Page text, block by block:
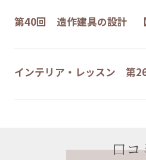
第40回 造作建具の設計
インテリア・レッスン 第
口コ